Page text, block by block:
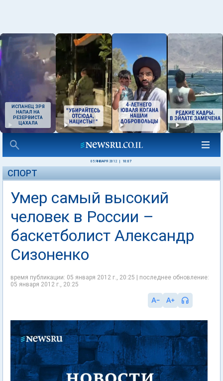
ИСПАНЕЦ ЗРЯ
НАПАЛ НА
РЕЗЕРВИСТА
ЦАХАЛА
05 ЯНВАРЯ 2012 10:07
СПОРТ
Умер самый высокий
человек в России –
баскетболист Александр
Сизоненко
время публикации: 05 января 2012 г., 20:25 | последнее обновление:
05 января 2012 г., 20:25